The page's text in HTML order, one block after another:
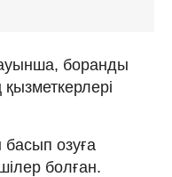
боранды
қызметкерлері
басып озуға
болған.